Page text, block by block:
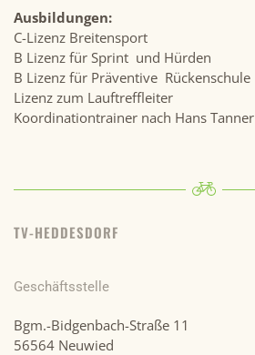
Ausbildungen:
C-Lizenz Breitensport
B Lizenz für Sprint und Hürden
B Lizenz für Präventive Rückenschule
Lizenz zum Lauftreffleiter
Koordinationtrainer nach Hans Tanner
TV-HEDDESDORF
Geschäftsstelle
Bgm.-Bidgenbach-Straße 11
56564 Neuwied